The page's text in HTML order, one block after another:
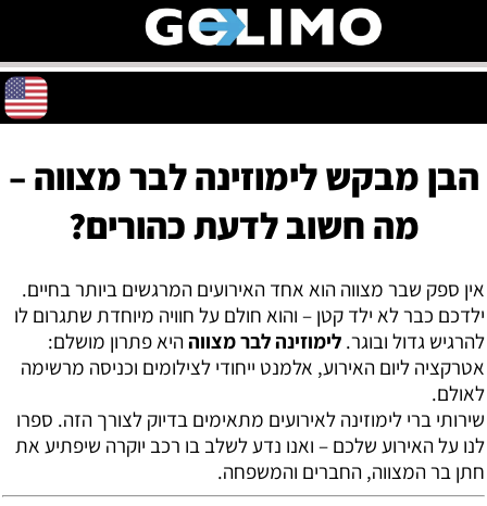
הבן מבקש לימוזינה לבר מצווה –
מה חשוב לדעת כהורים?
אין ספק שבר מצווה הוא אחד האירועים המרגשים ביותר בחיים.
ילדכם כבר לא ילד קטן – והוא חולם על חוויה מיוחדת שתגרום לו
להרגיש גדול ובוגר. לימוזינה לבר מצווההיא פתרון מושלם:
אטרקציה ליום האירוע, אלמנט ייחודי לצילומים וכניסה מרשימה
לאולם.
שירותי ברי לימוזינה לאירועים מתאימים בדיוק לצורך הזה. ספרו
לנו על האירוע שלכם – ואנו נדע לשלב בו רכב יוקרה שיפתיע את
חתן בר המצווה, החברים והמשפחה.